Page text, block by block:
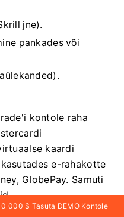
jne).
pankades või
kontole raha
kaardi
e-rahakotte
GlobePay. Samuti
000 $ Tasuta DEMO Kontole